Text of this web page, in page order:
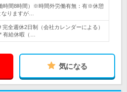
時間8時間）※時間外労働有無：有※休憩
りますが…
全週休2日制（会社カレンダーによる）
有給休暇（…
気になる